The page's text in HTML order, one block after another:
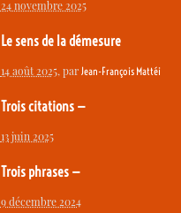
24 novembre 2025
Le sens de la démesure
14 août 2025, par Jean-François Mattéi
Trois citations —
13 juin 2025
Trois phrases —
9 décembre 2024